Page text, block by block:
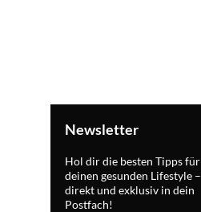
Newsletter
Hol dir die besten Tipps für
deinen gesunden Lifestyle –
direkt und exklusiv in dein
Postfach!